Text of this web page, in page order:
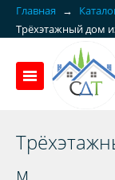
Главная →
Трёхэтажный дом
м